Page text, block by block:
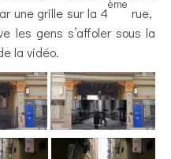
une grille sur la 4
ème
rue,
les gens s’affoler sous la
la vidéo.